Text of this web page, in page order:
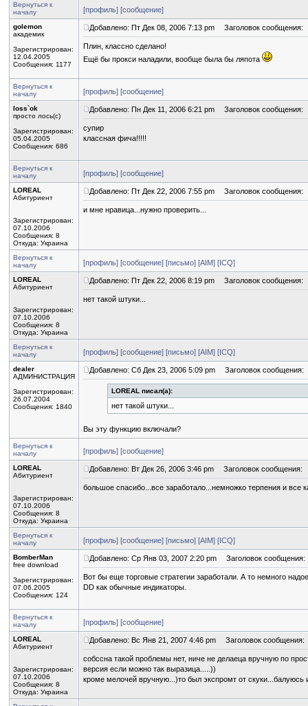
Вернуться к
началу
[профиль] [сообщение]
golemon
академик
Зарегистрирован:
12.04.2005
Сообщения: 1177
Добавлено: Пт Дек 08, 2006 7:13 pm Заголовок сообщения:
Плин, классно сделано!
Ещё бы прокси наладили, вообще была бы ляпота
Вернуться к
началу
[профиль] [сообщение]
loss`ok
просто лось(с)
Зарегистрирован:
05.04.2005
Сообщения: 686
Добавлено: Пн Дек 11, 2006 6:21 pm Заголовок сообщения:
супир
классная фича!!!!!
Вернуться к
началу
[профиль] [сообщение]
LOREAL
Абитуриент
Зарегистрирован:
07.10.2006
Сообщения: 8
Откуда: Украина
Добавлено: Пт Дек 22, 2006 7:55 pm Заголовок сообщения:
и мне нравица...нужно проверить...
Вернуться к
началу
[профиль] [сообщение] [письмо] [AIM] [ICQ]
LOREAL
Абитуриент
Зарегистрирован:
07.10.2006
Сообщения: 8
Откуда: Украина
Добавлено: Пт Дек 22, 2006 8:19 pm Заголовок сообщения:
нет такой штуки...
Вернуться к
началу
[профиль] [сообщение] [письмо] [AIM] [ICQ]
dealer
АДМИНИСТРАЦИЯ
Зарегистрирован:
26.07.2004
Сообщения: 1840
Добавлено: Сб Дек 23, 2006 5:09 pm Заголовок сообщения:
LOREAL писал(а):
нет такой штуки...
Вы эту функцию включали?
Вернуться к
началу
[профиль] [сообщение]
LOREAL
Абитуриент
Зарегистрирован:
07.10.2006
Сообщения: 8
Откуда: Украина
Добавлено: Вт Дек 26, 2006 3:46 pm Заголовок сообщения:
большое спасибо...все заработало...немножко терпения и
Вернуться к
началу
[профиль] [сообщение] [письмо] [AIM] [ICQ]
BomberMan
free download
Зарегистрирован:
07.06.2005
Сообщения: 124
Добавлено: Ср Янв 03, 2007 2:20 pm Заголовок сообщения:
Вот бы еще торговые стратегии заработали. А то немного
DD как обычные индикаторы.
Вернуться к
началу
[профиль] [сообщение]
LOREAL
Абитуриент
Зарегистрирован:
07.10.2006
Сообщения: 8
Откуда: Украина
Добавлено: Вс Янв 21, 2007 4:46 pm Заголовок сообщения:
собссна такой проблемы нет, ниче не делаеца вручную по
версия если можно так выразица.....))
кроме мелочей вручную...)то был экспромт от скуки...балуюсь